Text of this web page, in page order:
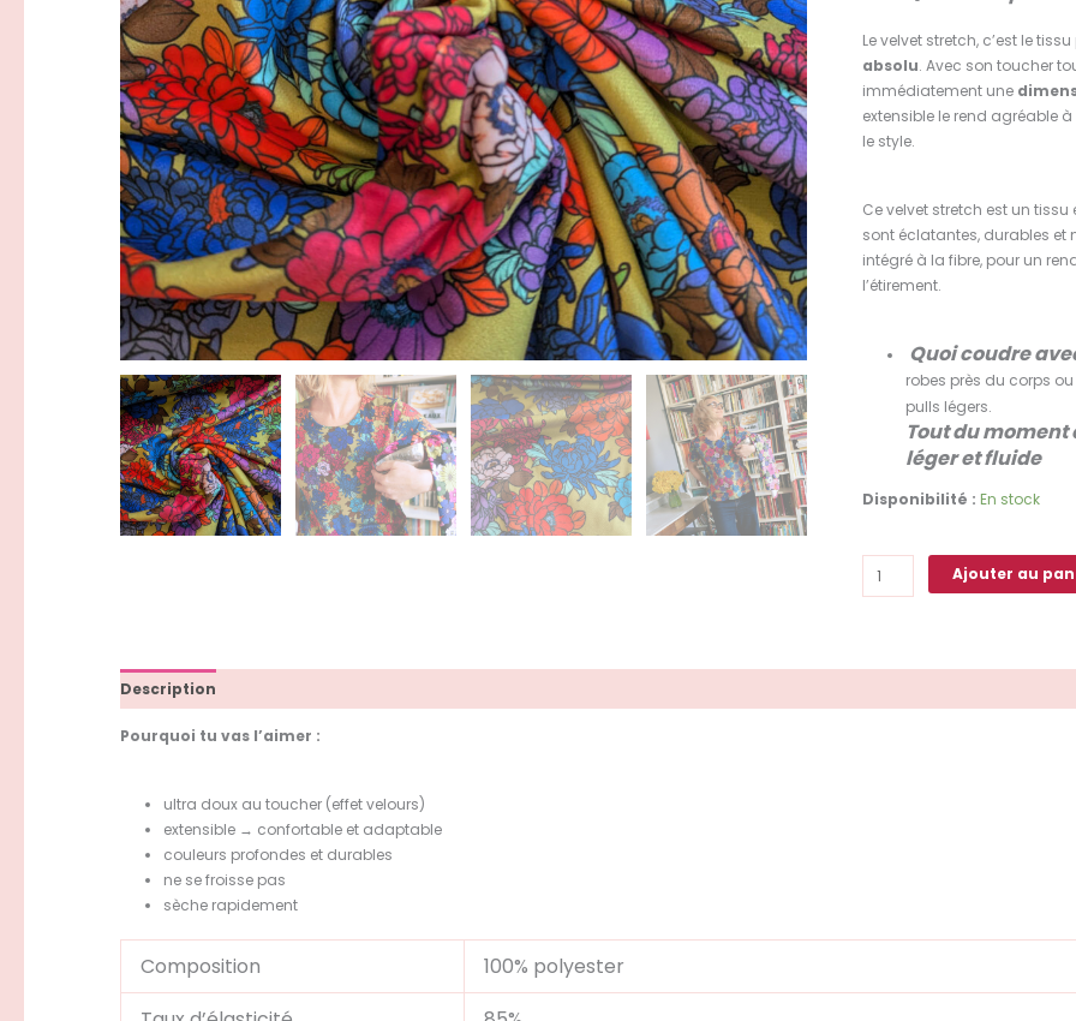
Le velvet stretch, c’est le
absolu. Avec son toucher
immédiatement une
extensible le rend agréable
le style.
Ce velvet stretch est un
sont éclatantes, durables et
intégré à la fibre, pour un
l’étirement.
Quoi coudre
robes près du corps
pulls légers.
Tout du
léger et fluide
Disponibilité : En stock
Ajouter au
Description
Pourquoi tu vas l’aimer :
ultra doux au toucher (effet velours)
extensible → confortable et adaptable
couleurs profondes et durables
ne se froisse pas
sèche rapidement
Composition
100% polyester